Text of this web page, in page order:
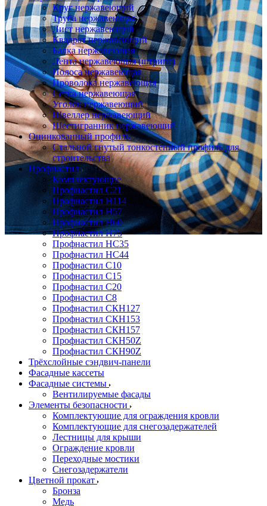
Круг нержавеющий
Труба нержавеющая
Лист нержавеющий
Квадрат нержавеющий
Балка нержавеющая
Лента нержавеющая (штрипс)
Полоса нержавеющая
Проволока нержавеющая
Сетка нержавеющая
Уголок нержавеющий
Швеллер нержавеющий
Шестигранник нержавеющий
Оцинкованный профиль
Стальной гнутый тонкостенный профиль для
строительства
Профнастил
Комплектующие
Профнастил C21
Профнастил Н114
Профнастил Н57
Профнастил Н60
Профнастил Н75
Профнастил НС35
Профнастил НС44
Профнастил С10
Профнастил С15
Профнастил С20
Профнастил С8
Профнастил СКН127
Профнастил СКН153
Профнастил СКН157
Профнастил СКН50Z
Профнастил СКН90Z
Трёхслойные сэндвич-панели
Фасадные кассеты
Фасадные системы
Вентилируемые фасады
Элементы безопасности
Комплектующие для ограждения кровли
Комплектующие для снегозадержателей
Лестницы для крыши
Ограждение кровли
Переходные мостики
Снегозадержатели
Цветной прокат
Бронза
Медь